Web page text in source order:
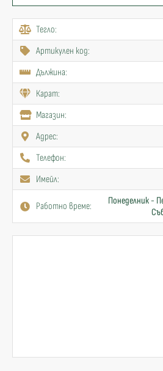
Тегло:
Артикулен код:
Дължина:
Карат:
Mагазин:
Адрес:
Телефон:
Имейл:
Работно време:
Понеделник -